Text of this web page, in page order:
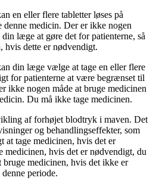
en eller flere tabletter løses på
denne medicin. Der er ikke nogen
læge at gøre det for patienterne, så
dette er nødvendigt.
din læge vælge at tage en eller flere
for patienterne at være begrænset til
ikke nogen måde at bruge medicinen
Du må ikke tage medicinen.
af forhøjet blodtryk i maven. Det
og behandlingseffekter, som
at tage medicinen, hvis det er
medicinen, hvis det er nødvendigt, du
medicinen, hvis det ikke er
periode.